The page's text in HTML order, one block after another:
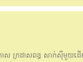
ក្រដាសពន្ធ សាក់សុីមួយដើម